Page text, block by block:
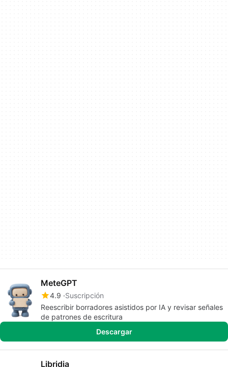
MeteGPT
4.9 Suscripción
Reescribir borradores asistidos por IA y revisar señales
de patrones de escritura
Descargar
Libridia